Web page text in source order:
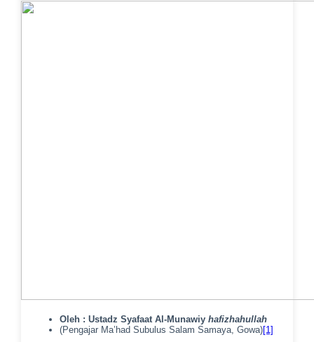
Oleh : Ustadz Syafaat Al-Munawiyhafizhahullah
(Pengajar Ma’had Subulus Salam Samaya, Gowa)[1]